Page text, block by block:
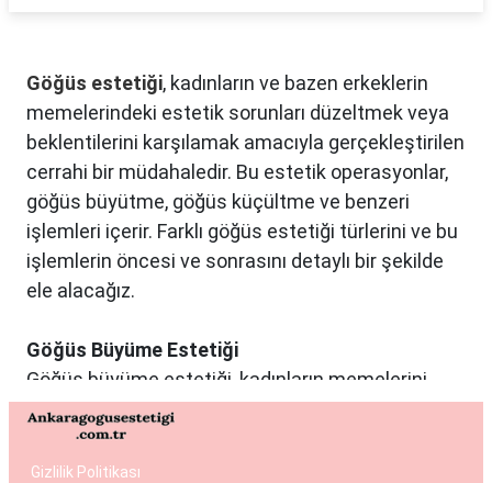
Göğüs estetiği, kadınların ve bazen erkeklerin
memelerindeki estetik sorunları düzeltmek veya
beklentilerini karşılamak amacıyla gerçekleştirilen
cerrahi bir müdahaledir. Bu estetik operasyonlar,
göğüs büyütme, göğüs küçültme ve benzeri
işlemleri içerir. Farklı göğüs estetiği türlerini ve bu
işlemlerin öncesi ve sonrasını detaylı bir şekilde
ele alacağız.
Göğüs Büyüme Estetiği
Göğüs büyüme estetiği, kadınların memelerini
istedikleri boyuta getirmek ve vücut oranlarını
dengelemek istedikleri durumlarda tercih edilen
bir estetik operasyondur. Bu işlemde genellikle
Gizlilik Politikası